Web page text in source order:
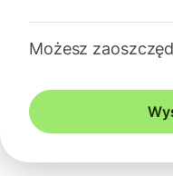
Możesz